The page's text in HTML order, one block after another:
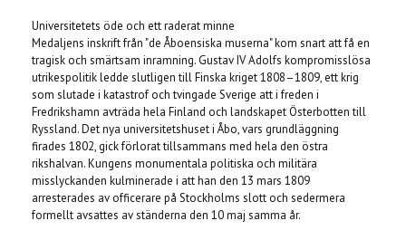
Universitetets öde och ett raderat minne
Medaljens inskrift från "de Åboensiska muserna" kom snart att få en
tragisk och smärtsam inramning. Gustav IV Adolfs kompromisslösa
utrikespolitik ledde slutligen till Finska kriget 1808–1809, ett krig
som slutade i katastrof och tvingade Sverige att i freden i
Fredrikshamn avträda hela Finland och landskapet Österbotten till
Ryssland. Det nya universitetshuset i Åbo, vars grundläggning
firades 1802, gick förlorat tillsammans med hela den östra
rikshalvan. Kungens monumentala politiska och militära
misslyckanden kulminerade i att han den 13 mars 1809
arresterades av officerare på Stockholms slott och sedermera
formellt avsattes av ständerna den 10 maj samma år.